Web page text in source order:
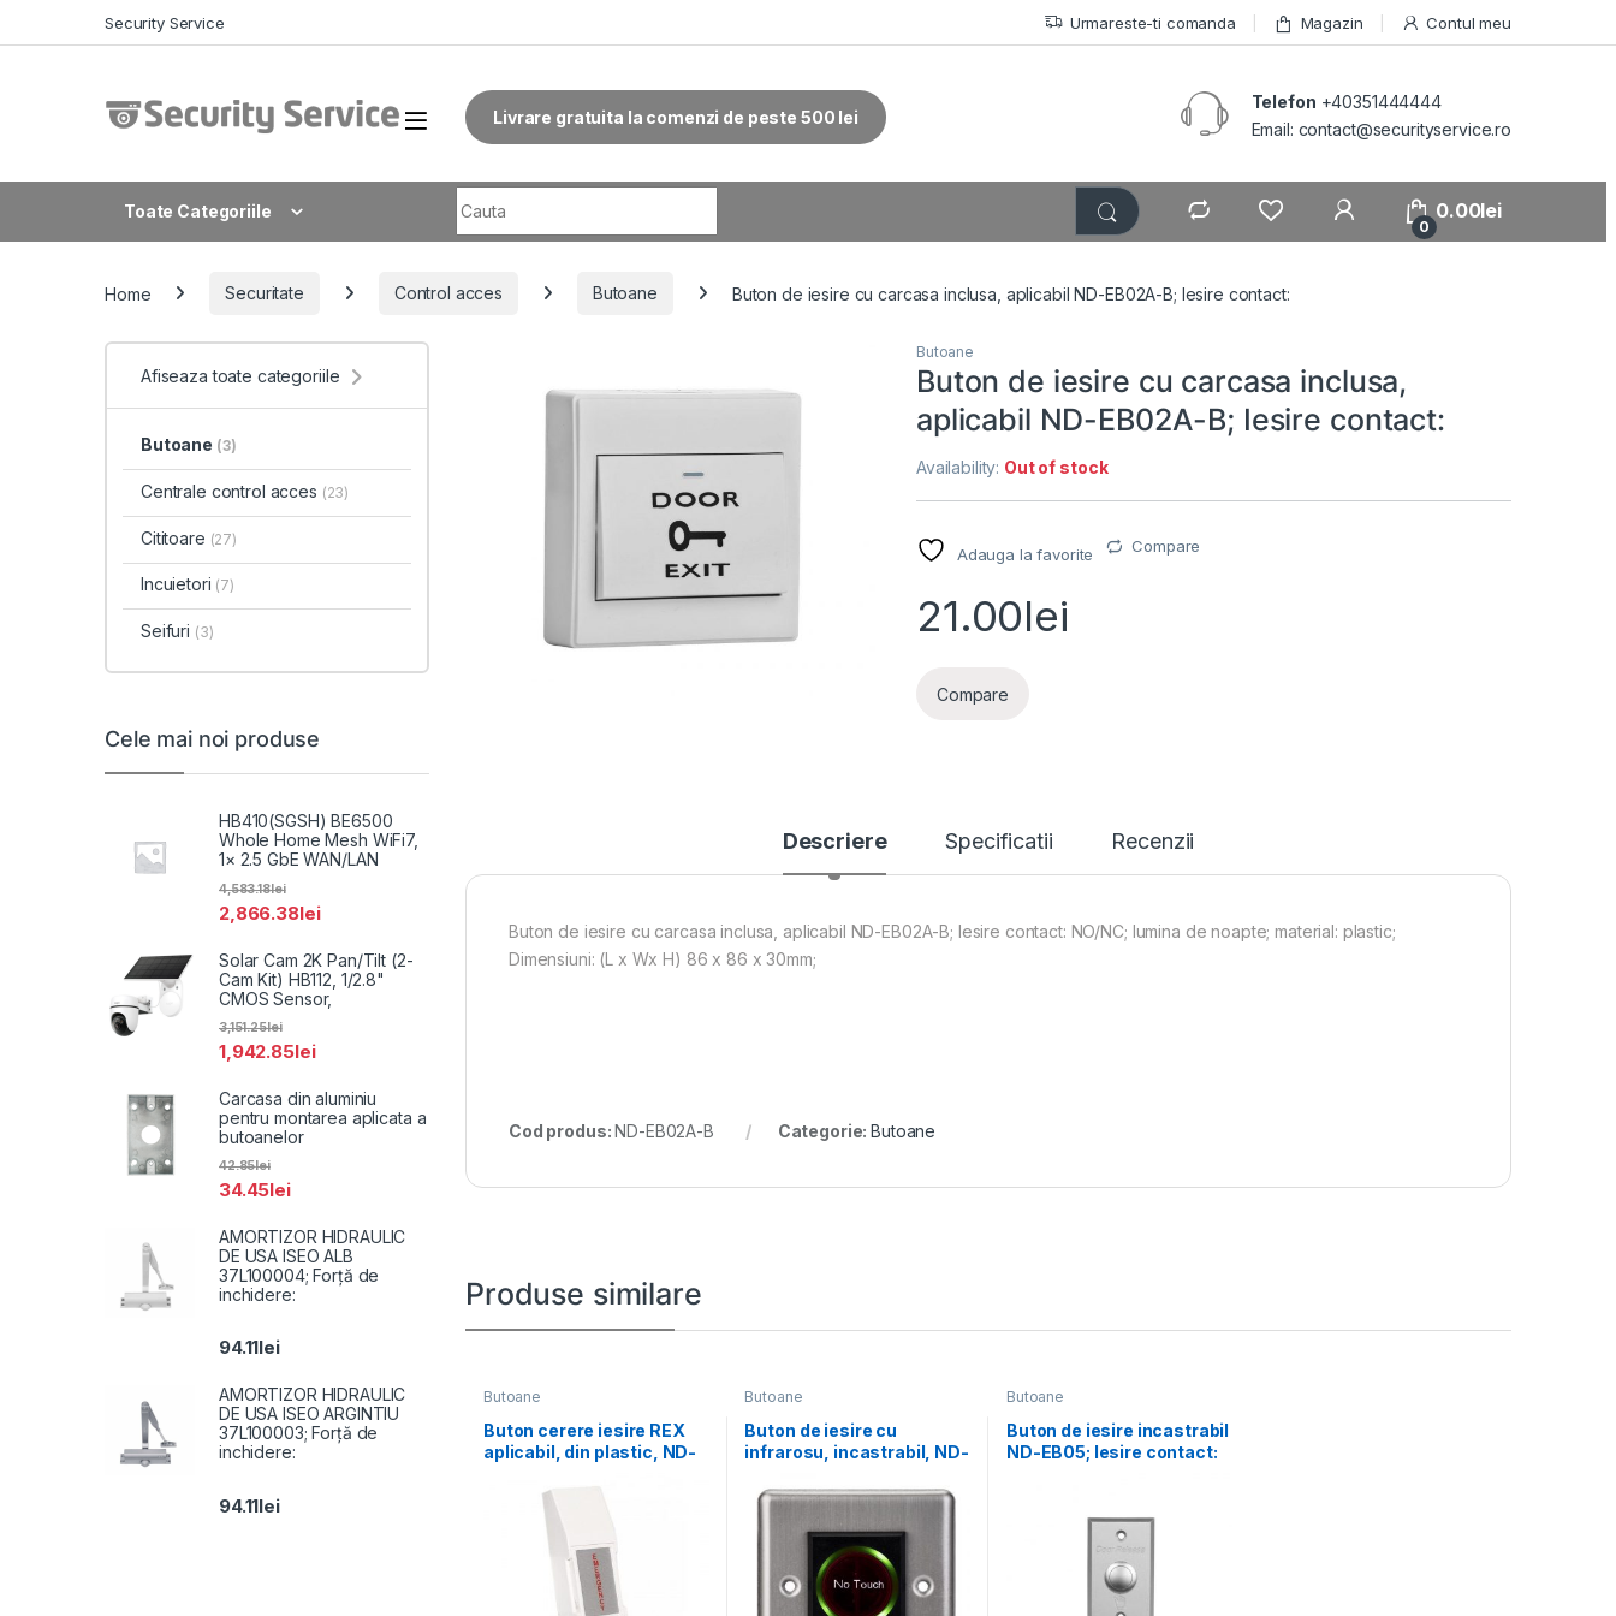
Security Service Urmareste-ti comanda Magazin Contul meu
Livrare gratuita la comenzi de peste 500 lei
Telefon +40351444444
Email: contact@securityservice.ro
Toate Categoriile
0
0.00lei
Home Securitate Control acces Butoane Buton de iesire cu carcasa inclusa, aplicabil ND-EB02A-B; Iesire contact:
Butoane
Buton de iesire cu carcasa inclusa,
aplicabil ND-EB02A-B; Iesire contact:
Availability: Out of stock
Adauga la favorite Compare
21.00lei
Compare
Descriere Specificatii Recenzii
Buton de iesire cu carcasa inclusa, aplicabil ND-EB02A-B; Iesire contact: NO/NC; lumina de noapte; material: plastic;
Dimensiuni: (L x Wx H) 86 x 86 x 30mm;
Cod produs:ND-EB02A-B Categorie:Butoane
Produse similare
Butoane
Buton cerere iesire REX
aplicabil, din plastic, ND-
Butoane
Buton de iesire cu
infrarosu, incastrabil, ND-
contact:NO/NC; Icon: No
Butoane
Buton de iesire incastrabil
ND-EB05; Iesire contact:
Afiseaza toate categoriile
Butoane (3)
Centrale control acces (23)
Cititoare (27)
Incuietori (7)
Seifuri (3)
Cele mai noi produse
HB410(SGSH) BE6500
Whole Home Mesh WiFi7,
1× 2.5 GbE WAN/LAN
2,866.38lei
4,583.18lei
Solar Cam 2K Pan/Tilt (2-
Cam Kit) HB112, 1/2.8"
CMOS Sensor,
1,942.85lei
3,151.25lei
Carcasa din aluminiu
pentru montarea aplicata a
butoanelor
34.45lei
42.85lei
AMORTIZOR HIDRAULIC
DE USA ISEO ALB
37L100004; Forță de
inchidere:
94.11lei
AMORTIZOR HIDRAULIC
DE USA ISEO ARGINTIU
37L100003; Forță de
inchidere:
94.11lei